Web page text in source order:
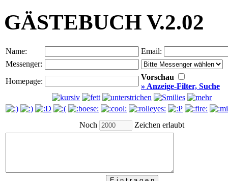
GÄSTEBUCH V.2.02
Name:
Email:
Messenger:
Homepage:
Vorschau
» Anzeige-Filter, Suche
Noch Zeichen erlaubt